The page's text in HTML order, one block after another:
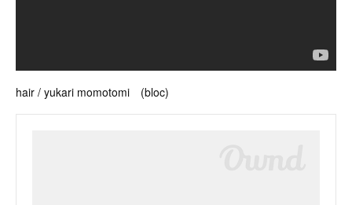
hair / yukari momotomi (bloc)